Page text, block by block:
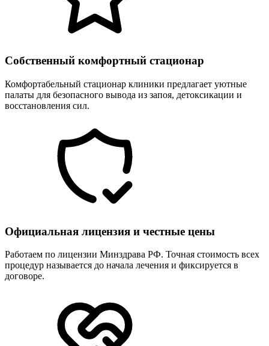
Собственный комфортный стационар
Комфортабельный стационар клиники предлагает уютные
палаты для безопасного вывода из запоя, детоксикации и
восстановления сил.
Официальная лицензия и честные цены
Работаем по лицензии Минздрава РФ. Точная стоимость всех
процедур называется до начала лечения и фиксируется в
договоре.